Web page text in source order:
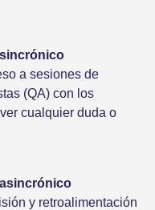
a sesiones de
(QA) con los
cualquier duda o
y retroalimentación